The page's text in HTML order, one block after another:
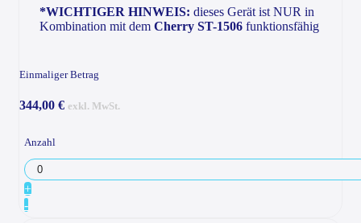
*WICHTIGER HINWEIS: dieses Gerät ist NUR in
Kombination mit dem Cherry ST-1506 funktionsfähig
Einmaliger Betrag
344,00 € exkl. MwSt.
Anzahl
+
-